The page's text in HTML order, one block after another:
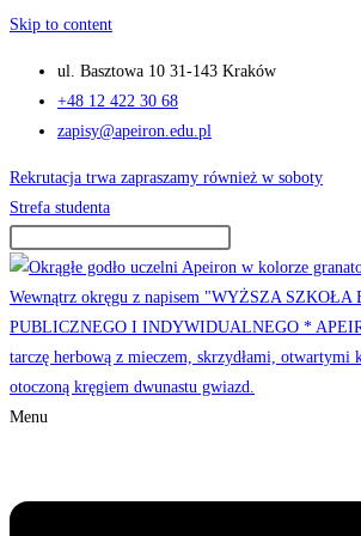
Skip to content
ul. Basztowa 10 31-143 Kraków
+48 12 422 30 68
zapisy@apeiron.edu.pl
Rekrutacja trwa zapraszamy również w soboty
Strefa studenta
Menu